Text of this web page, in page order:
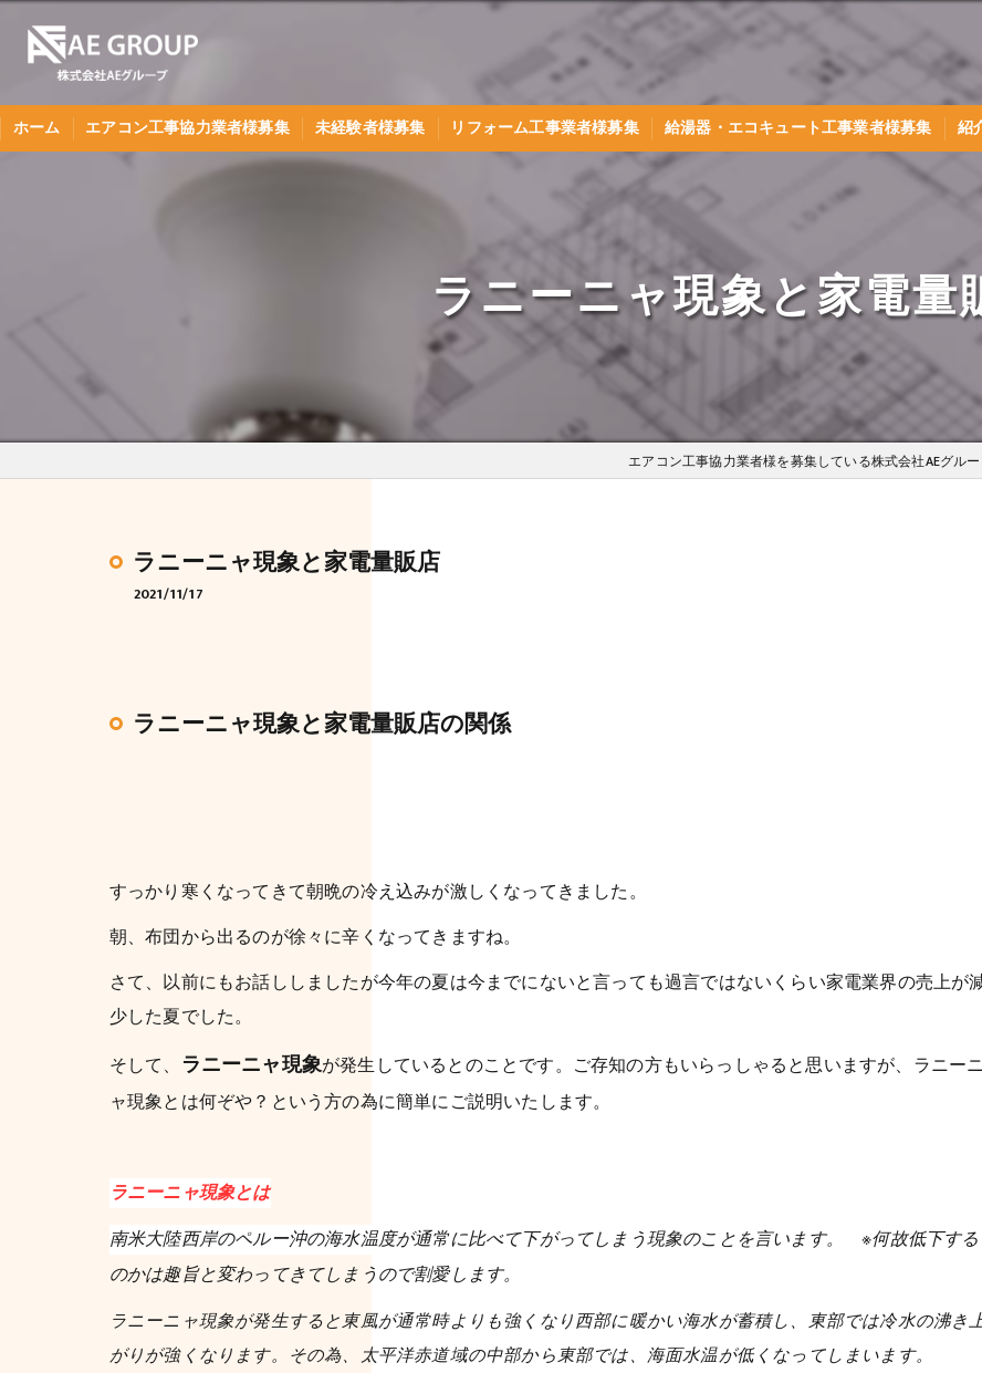
ホーム エアコン工事協力業者様募集 未経験者様募集 リフォーム工事業者様募集 給湯器・エコキュート工事業者様募集 紹
ラニーニャ現象と家電量
エアコン工事協力業者様を募集している株式会社AEグル
ラニーニャ現象と家電量販店
2021/11/17
ラニーニャ現象と家電量販店の関係
すっかり寒くなってきて朝晩の冷え込みが激しくなってきました。
朝、布団から出るのが徐々に辛くなってきますね。
さて、以前にもお話ししましたが今年の夏は今までにないと言っても過言ではないくらい家電業界の売上が
少した夏でした。
そして、 ラニーニャ現象が発生しているとのことです。ご存知の方もいらっしゃると思いますが、ラニーニ
ャ現象とは何ぞや？という方の為に簡単にご説明いたします。
ラニーニャ現象とは
南米大陸西岸のペルー沖の海水温度が通常に比べて下がってしまう現象のことを言います。
※何故低下する
のかは趣旨と変わってきてしまうので割愛します。
ラニーニャ現象が発生すると東風が通常時よりも強くなり西部に暖かい海水が蓄積し、東部では冷水の沸き
がりが強くなります。その為、太平洋赤道域の中部から東部では、海面水温が低くなってしまいます。